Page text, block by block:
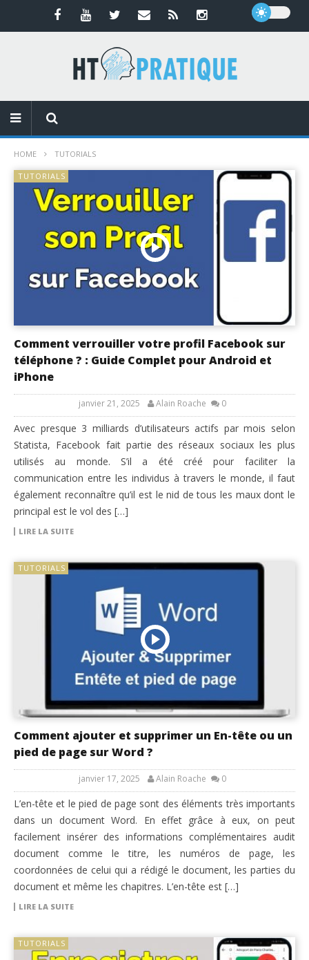
HOME TUTORIALS
TUTORIALS
Comment verrouiller votre profil Facebook sur
téléphone ? : Guide Complet pour Android et
iPhone
janvier 21, 2025 Alain Roache 0
Avec presque 3 milliards d’utilisateurs actifs par mois selon
Statista, Facebook fait partie des réseaux sociaux les plus
utilisés au monde. S’il a été créé pour faciliter la
communication entre les individus à travers le monde, il faut
également reconnaître qu’il est le nid de tous les maux dont le
principal est le vol des […]
LIRE LA SUITE
TUTORIALS
Comment ajouter et supprimer un En-tête ou un
pied de page sur Word ?
janvier 17, 2025 Alain Roache 0
L’en-tête et le pied de page sont des éléments très importants
dans un document Word. En effet grâce à eux, on peut
facilement insérer des informations complémentaires audit
document comme le titre, les numéros de page, les
coordonnées de celui qui a rédigé le document, les parties du
document et même les chapitres. L’en-tête est […]
LIRE LA SUITE
TUTORIALS